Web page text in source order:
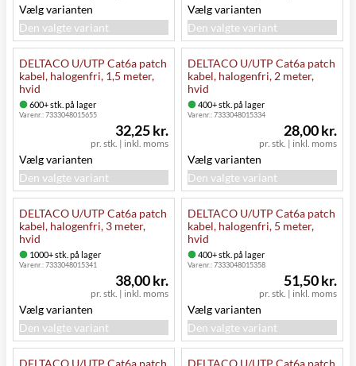
Vælg varianten
Den valgte variant
Vælg varianten
Den valgte variant
DELTACO U/UTP Cat6a patch
kabel, halogenfri, 1,5 meter,
hvid
600+ stk. på lager
Varenr.:7333048015655
pr. stk. | inkl. moms
32,25 kr.
Vælg varianten
Den valgte variant
DELTACO U/UTP Cat6a patch
kabel, halogenfri, 2 meter,
hvid
400+ stk. på lager
Varenr.:7333048015334
pr. stk. | inkl. moms
28,00 kr.
Vælg varianten
Den valgte variant
DELTACO U/UTP Cat6a patch
kabel, halogenfri, 3 meter,
hvid
1000+ stk. på lager
Varenr.:7333048015341
pr. stk. | inkl. moms
38,00 kr.
Vælg varianten
Den valgte variant
DELTACO U/UTP Cat6a patch
kabel, halogenfri, 5 meter,
hvid
400+ stk. på lager
Varenr.:7333048015358
pr. stk. | inkl. moms
51,50 kr.
Vælg varianten
Den valgte variant
DELTACO U/UTP Cat6a patch DELTACO U/UTP Cat6a patch